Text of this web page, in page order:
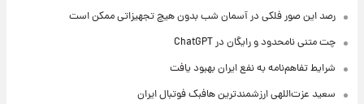
رصد این صور فلکی در آسمان شب بدون هیچ تجهیزاتی ممکن است
چت متنی نامحدود و رایگان در ChatGPT
شرایط تفاهم‌نامه به نفع ایران بهبود یافت
سعید عزت‌اللهی ارزشمندترین هافبک فوتبال ایران